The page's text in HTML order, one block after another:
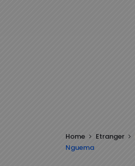
Home Etranger
Nguema